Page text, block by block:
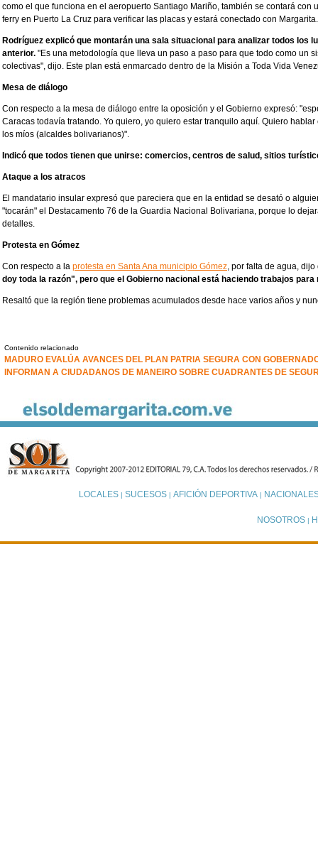
como el que funciona en el aeropuerto Santiago Mariño, también se contará con
ferry en Puerto La Cruz para verificar las placas y estará conectado con Margarita.
Rodríguez explicó que montarán una sala situacional para analizar todos los
anterior. "Es una metodología que lleva un paso a paso para que todo como un
colectivas", dijo. Este plan está enmarcado dentro de la Misión a Toda Vida
Mesa de diálogo
Con respecto a la mesa de diálogo entre la oposición y el Gobierno expresó:
Caracas todavía tratando. Yo quiero, yo quiero estar tranquilo aquí. Quiero
los míos (alcaldes bolivarianos)".
Indicó que todos tienen que unirse: comercios, centros de salud, sitios
Ataque a los atracos
El mandatario insular expresó que pareciera que en la entidad se desató o
"tocarán" el Destacamento 76 de la Guardia Nacional Bolivariana, porque lo
detalles.
Protesta en Gómez
Con respecto a la protesta en Santa Ana municipio Gómez, por falta de agua,
doy toda la razón", pero que el Gobierno nacional está haciendo trabajos
Resaltó que la región tiene problemas acumulados desde hace varios años y
Contenido relacionado
MADURO EVALÚA AVANCES DEL PLAN PATRIA SEGURA CON
INFORMAN A CIUDADANOS DE MANEIRO SOBRE CUADRANTES DE
LOCALES| SUCESOS| AFICIÓN DEPORTIVA|
NOSOTROS |